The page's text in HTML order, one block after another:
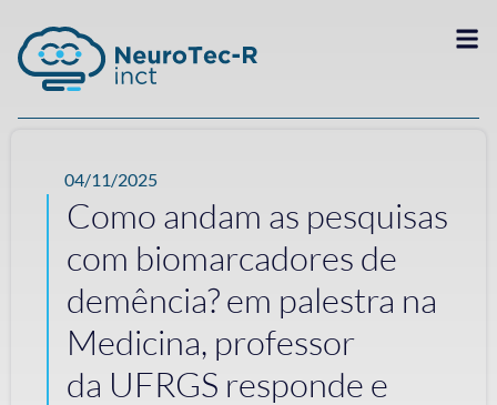
04/11/2025
Como andam as pesquisas
com biomarcadores de
demência? em palestra na
Medicina, professor
da UFRGS responde e